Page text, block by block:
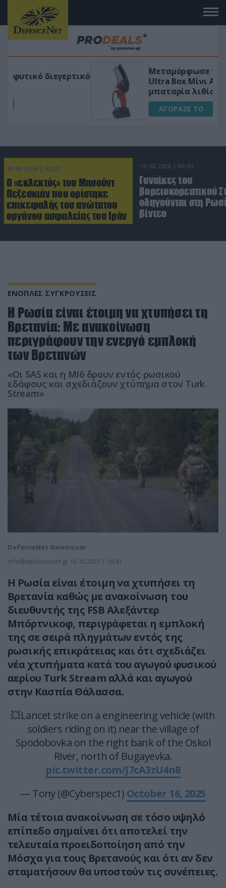
Μεταμόρφωσε τον κήπο σου με το
Ultra Box Μίνι Αλυσοπρίονο με
μπαταρία λιθίου
ΑΓΟΡΑΣΕ ΤΟ
10.08.2026 | 02:02
Ο «εκλεκτός» του Μασούντ
Πεζεσκιάν που ορίστηκε
επικεφαλής του ανώτατου
οργάνου ασφαλείας του Ιράν
10.08.2026 | 00:02
Γυναίκες του
βορειοκορεατικού
οδηγούνται στη
βίντεο
ΕΝΟΠΛΕΣ ΣΥΓΚΡΟΥΣΕΙΣ
Η Ρωσία είναι έτοιμη να χτυπήσει τη
Βρετανία: Με ανακοίνωση
περιγράφουν την ενεργό εμπλοκή
των Βρετανών
«Oι SAS και η MI6 δρουν εντός ρωσικού
εδάφους και σχεδιάζουν χτύπημα στον Turk
Stream»
DefenceNet Newsroom
info@defencenet.gr 16.10.2025 | 16:41
Η Ρωσία είναι έτοιμη να χτυπήσει τη
Βρετανία καθώς με ανακοίνωση του
διευθυντής της FSB Αλεξάντερ
Μπόρτνικοφ, περιγράφεται η εμπλοκή
της σε σειρά πληγμάτων εντός της
ρωσικής επικράτειας και ότι σχεδιάζει
νέα χτυπήματα κατά του αγωγού φυσικού
αερίου Turk Stream αλλά και αγωγού
στην Κασπία Θάλασσα.
💥Lancet strike on a engineering vehicle (with
soldiers riding on it) near the village of
Spodobovka on the right bank of the Oskol
River, north of Bugayevka.
pic.twitter.com/J7cA3zU4n8
— Tony (@Cyberspec1) October 16, 2025
Μία τέτοια ανακοίνωση σε τόσο υψηλό
επίπεδο σημαίνει ότι αποτελεί την
τελευταία προειδοποίηση από την
Μόσχα για τους Βρετανούς και ότι αν δεν
σταματήσουν θα υποστούν τις συνέπειες.